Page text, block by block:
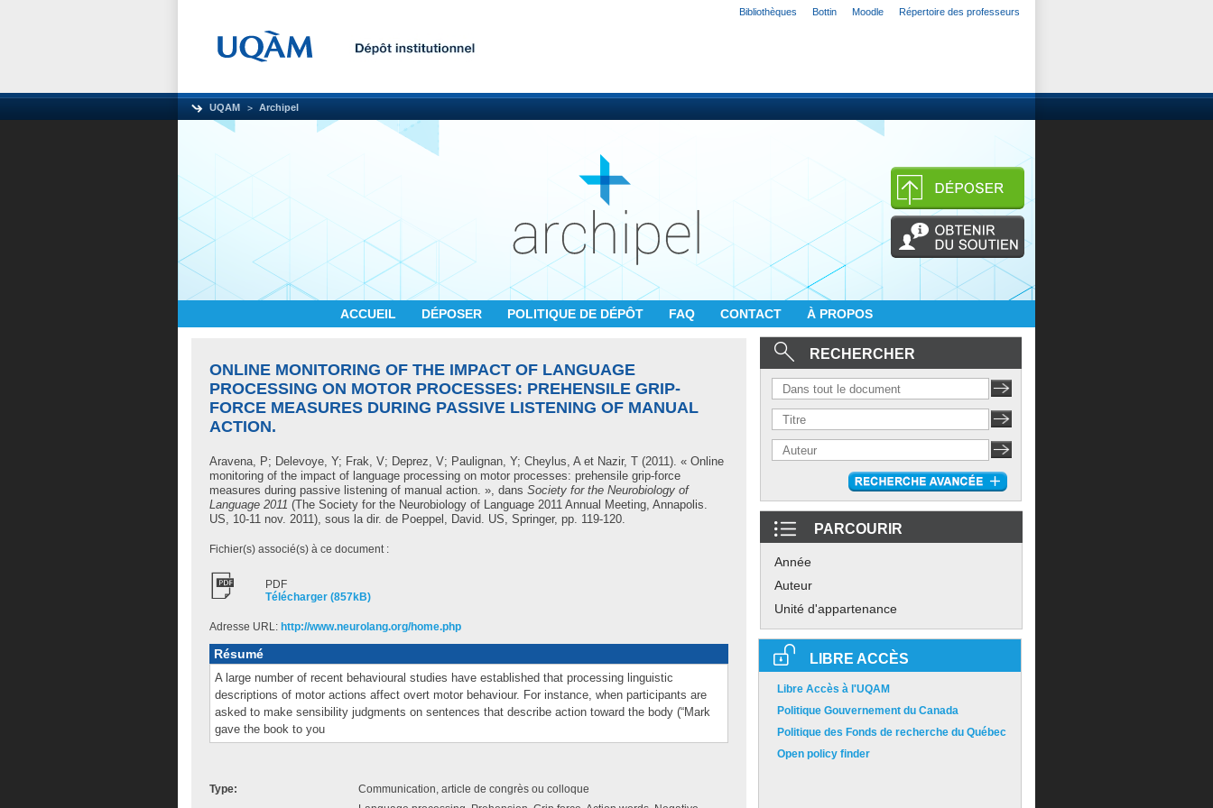
Bibliothèques Bottin Moodle Répertoire des professeurs
UQAM Archipel
ACCUEIL DÉPOSER POLITIQUE DE DÉPÔT FAQ CONTACT À PROPOS
ONLINE MONITORING OF THE IMPACT OF LANGUAGE
PROCESSING ON MOTOR PROCESSES: PREHENSILE GRIP-
FORCE MEASURES DURING PASSIVE LISTENING OF MANUAL
ACTION.
Aravena, P; Delevoye, Y; Frak, V; Deprez, V; Paulignan, Y; Cheylus, Aet Nazir, T (2011). « Online
monitoring of the impact of language processing on motor processes: prehensile grip-force
measures during passive listening of manual action. », dans Society for the Neurobiology of
Language 2011 (The Society for the Neurobiology of Language 2011 Annual Meeting, Annapolis.
US, 10-11 nov. 2011), sous la dir. de Poeppel, David. US, Springer, pp. 119-120.
Fichier(s) associé(s) à ce document :
PDF
Télécharger (857kB)
Adresse URL: http://www.neurolang.org/home.php
Résumé
A large number of recent behavioural studies have established that processing linguistic
descriptions of motor actions affect overt motor behaviour. For instance, when participants are
asked to make sensibility judgments on sentences that describe action toward the body (“Mark
gave the book to you
Type:
Communication, article de congrès ou colloque
RECHERCHER
PARCOURIR
Année
Auteur
Unité d'appartenance
LIBRE ACCÈS
Libre Accès à l'UQAM
Politique Gouvernement du Canada
Politique des Fonds de recherche du Québec
Open policy finder